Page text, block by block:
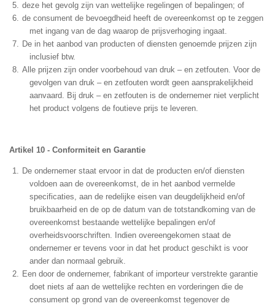
deze het gevolg zijn van wettelijke regelingen of bepalingen; of
de consument de bevoegdheid heeft de overeenkomst op te zeggen
met ingang van de dag waarop de prijsverhoging ingaat.
De in het aanbod van producten of diensten genoemde prijzen zijn
inclusief btw.
Alle prijzen zijn onder voorbehoud van druk – en zetfouten. Voor de
gevolgen van druk – en zetfouten wordt geen aansprakelijkheid
aanvaard. Bij druk – en zetfouten is de ondernemer niet verplicht
het product volgens de foutieve prijs te leveren.
Artikel 10 - Conformiteit en Garantie
De ondernemer staat ervoor in dat de producten en/of diensten
voldoen aan de overeenkomst, de in het aanbod vermelde
specificaties, aan de redelijke eisen van deugdelijkheid en/of
bruikbaarheid en de op de datum van de totstandkoming van de
overeenkomst bestaande wettelijke bepalingen en/of
overheidsvoorschriften. Indien overeengekomen staat de
ondernemer er tevens voor in dat het product geschikt is voor
ander dan normaal gebruik.
Een door de ondernemer, fabrikant of importeur verstrekte garantie
doet niets af aan de wettelijke rechten en vorderingen die de
consument op grond van de overeenkomst tegenover de